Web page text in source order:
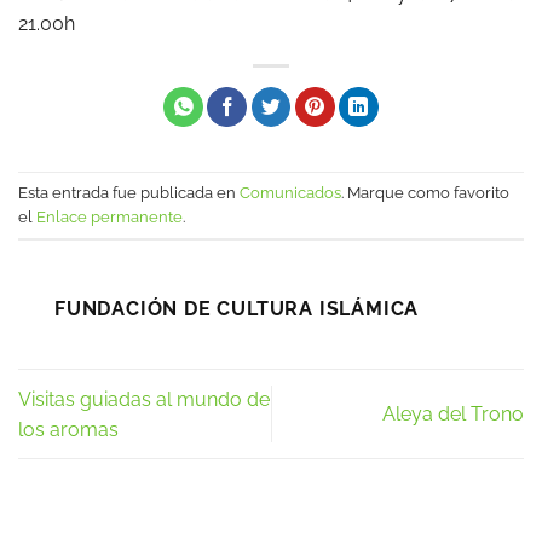
21.00h
Esta entrada fue publicada en Comunicados. Marque como favorito
el Enlace permanente.
FUNDACIÓN DE CULTURA ISLÁMICA
Visitas guiadas al mundo de
los aromas
Aleya del Trono